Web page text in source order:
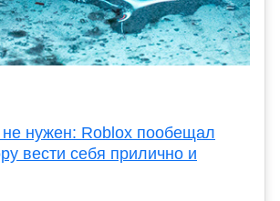
нужен: Roblox пообещал
вести себя прилично и